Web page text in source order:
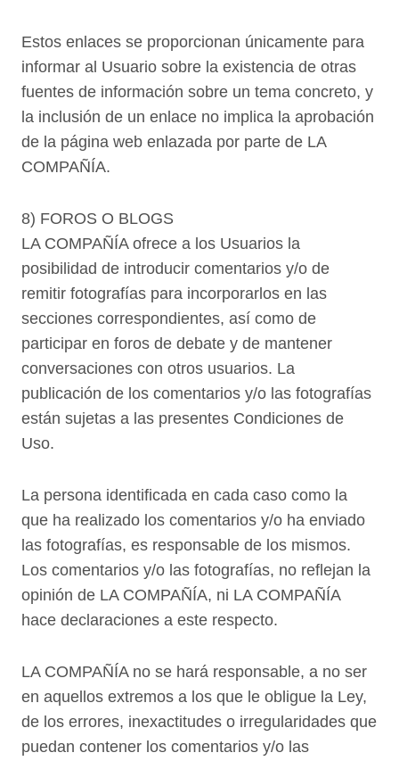
Estos enlaces se proporcionan únicamente para
informar al Usuario sobre la existencia de otras
fuentes de información sobre un tema concreto, y
la inclusión de un enlace no implica la aprobación
de la página web enlazada por parte de LA
COMPAÑÍA.
8) FOROS O BLOGS
LA COMPAÑÍA ofrece a los Usuarios la
posibilidad de introducir comentarios y/o de
remitir fotografías para incorporarlos en las
secciones correspondientes, así como de
participar en foros de debate y de mantener
conversaciones con otros usuarios. La
publicación de los comentarios y/o las fotografías
están sujetas a las presentes Condiciones de
Uso.
La persona identificada en cada caso como la
que ha realizado los comentarios y/o ha enviado
las fotografías, es responsable de los mismos.
Los comentarios y/o las fotografías, no reflejan la
opinión de LA COMPAÑÍA, ni LA COMPAÑÍA
hace declaraciones a este respecto.
LA COMPAÑÍA no se hará responsable, a no ser
en aquellos extremos a los que le obligue la Ley,
de los errores, inexactitudes o irregularidades que
puedan contener los comentarios y/o las